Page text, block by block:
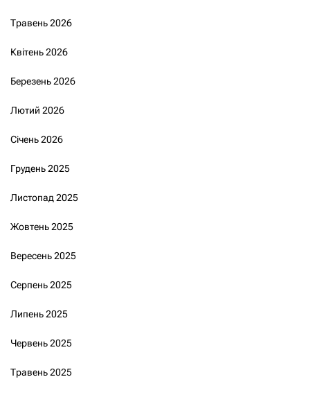
Травень 2026
Квітень 2026
Березень 2026
Лютий 2026
Січень 2026
Грудень 2025
Листопад 2025
Жовтень 2025
Вересень 2025
Серпень 2025
Липень 2025
Червень 2025
Травень 2025